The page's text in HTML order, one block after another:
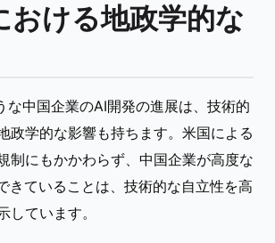
おける地政学的な
な中国企業のAI開発の進展は、技術的
政学的な影響も持ちます。米国による
制にもかかわらず、中国企業が高度な
きていることは、技術的な自立性を高
しています。